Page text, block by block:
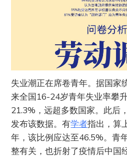
失业潮正在席卷青年。据国家
来全国16-24岁青年失业率攀
21.3%，远超多数国家。此后
发布该数据。有学者指出，算
年，该比例应达至46.5%。青
整有关，也折射了疫情后中国